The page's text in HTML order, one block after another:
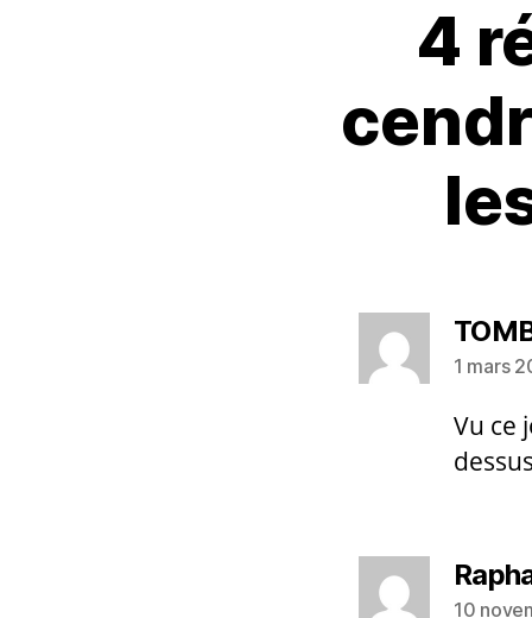
4
1 mars
Vu ce
10